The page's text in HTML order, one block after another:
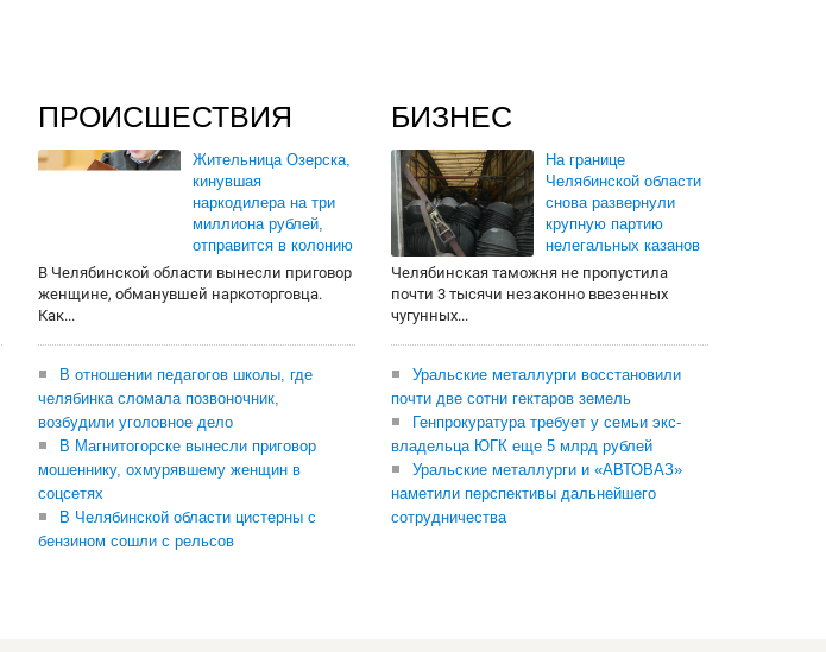
ПРОИСШЕСТВИЯ
Жительница Озерска,
кинувшая
наркодилера на три
миллиона рублей,
отправится в колонию
В Челябинской области вынесли приговор
женщине, обманувшей наркоторговца.
Как...
В отношении педагогов школы, где
челябинка сломала позвоночник,
возбудили уголовное дело
В Магнитогорске вынесли приговор
мошеннику, охмурявшему женщин в
соцсетях
В Челябинской области цистерны с
бензином сошли с рельсов
БИЗНЕС
На границе
Челябинской области
снова развернули
крупную партию
нелегальных казанов
Челябинская таможня не пропустила
почти 3 тысячи незаконно ввезенных
чугунных...
Уральские металлурги восстановили
почти две сотни гектаров земель
Генпрокуратура требует у семьи экс-
владельца ЮГК еще 5 млрд рублей
Уральские металлурги и «АВТОВАЗ»
наметили перспективы дальнейшего
сотрудничества